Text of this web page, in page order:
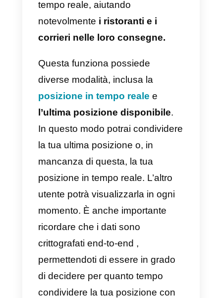
posizione
Questa funzionalità è
utenti che per le aziende, poiché
permette di conoscere la
posizione di una persona in
tempo reale, aiutando
notevolmente
i ristoranti e i
corrieri nelle loro consegne.
Questa funziona possiede
diverse modalità, inclusa la
posizione in tempo reale
l’ultima posizione disponibile
In questo modo potrai